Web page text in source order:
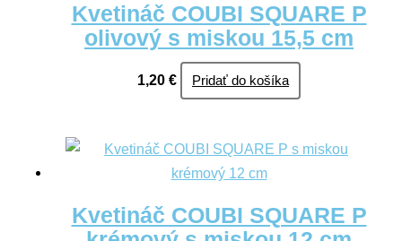
Kvetináč COUBI SQUARE P
olivový s miskou 15,5 cm
1,20 € Pridať do košíka
Kvetináč COUBI SQUARE P